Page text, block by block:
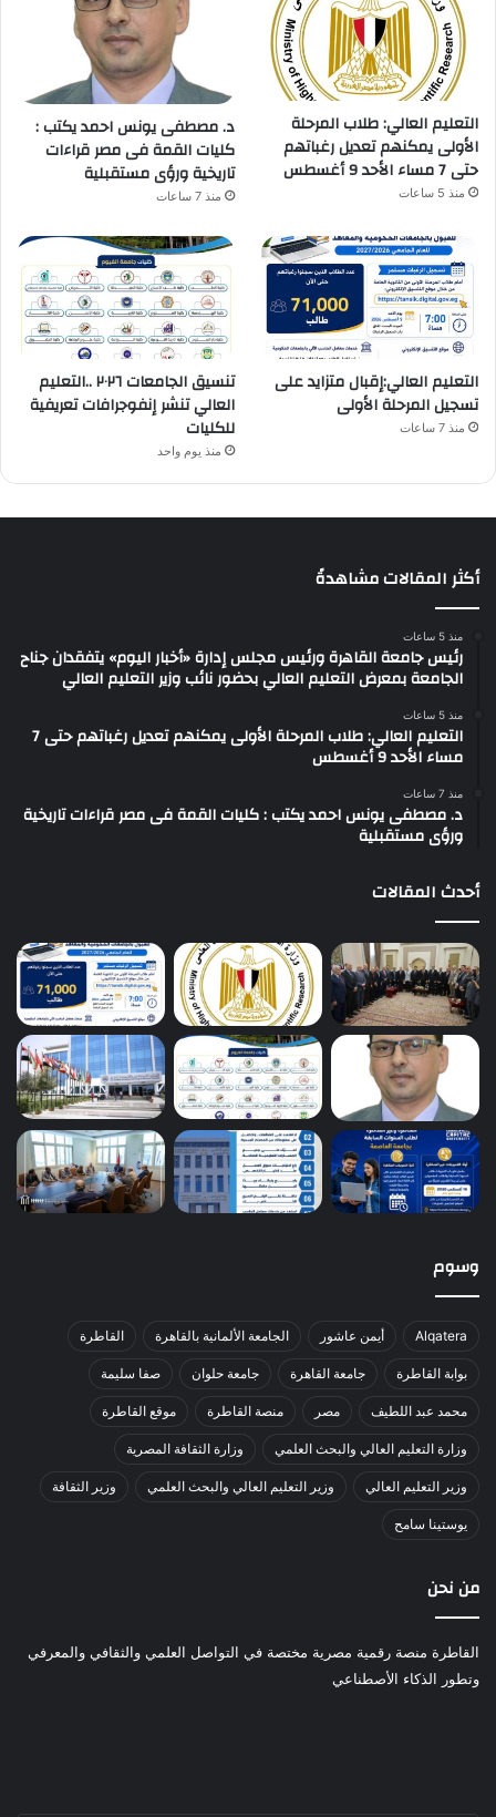
التعليم العالي: طلاب المرحلة
الأولى يمكنهم تعديل رغباتهم
حتى 7 مساء الأحد 9 أغسطس
منذ 5 ساعات
د. مصطفى يونس احمد يكتب :
كليات القمة فى مصر قراءات
تاريخية ورؤى مستقبلية
منذ 7 ساعات
التعليم العالي:إقبال متزايد على
تسجيل المرحلة الأولى
منذ 7 ساعات
تنسيق الجامعات ٢٠٢٦ ..التعليم
العالي تنشر إنفوجرافات تعريفية
للكليات
منذ يوم واحد
أكثر المقالات مشاهدةً
منذ 5 ساعات
رئيس جامعة القاهرة ورئيس مجلس إدارة «أخبار اليوم» يتفقدان جناح
الجامعة بمعرض التعليم العالي بحضور نائب وزير التعليم العالي
منذ 5 ساعات
التعليم العالي: طلاب المرحلة الأولى يمكنهم تعديل رغباتهم حتى 7
مساء الأحد 9 أغسطس
منذ 7 ساعات
د. مصطفى يونس احمد يكتب : كليات القمة فى مصر قراءات تاريخية
ورؤى مستقبلية
أحدث المقالات
وسوم
Alqatera أيمن عاشور الجامعة الألمانية بالقاهرة القاطرة
بوابة القاطرة جامعة القاهرة جامعة حلوان صفا سليمة
محمد عبد اللطيف مصر منصة القاطرة موقع القاطرة
وزارة التعليم العالي والبحث العلمي وزارة الثقافة المصرية
وزير التعليم العالي وزير التعليم العالي والبحث العلمي وزير الثقافة
يوستينا سامح
من نحن
القاطرة منصة رقمية مصرية مختصة في التواصل العلمي والثقافي والمعرفي
وتطور الذكاء الأصطناعي